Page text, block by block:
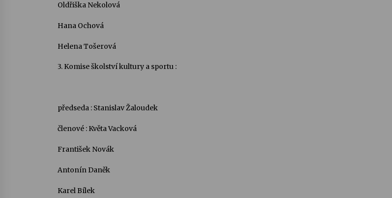
Oldřiška Nekolová
Hana Ochová
Helena Tošerová
3. Komise školství kultury a sportu :
předseda : Stanislav Žaloudek
členové : Květa Vacková
František Novák
Antonín Daněk
Karel Bílek